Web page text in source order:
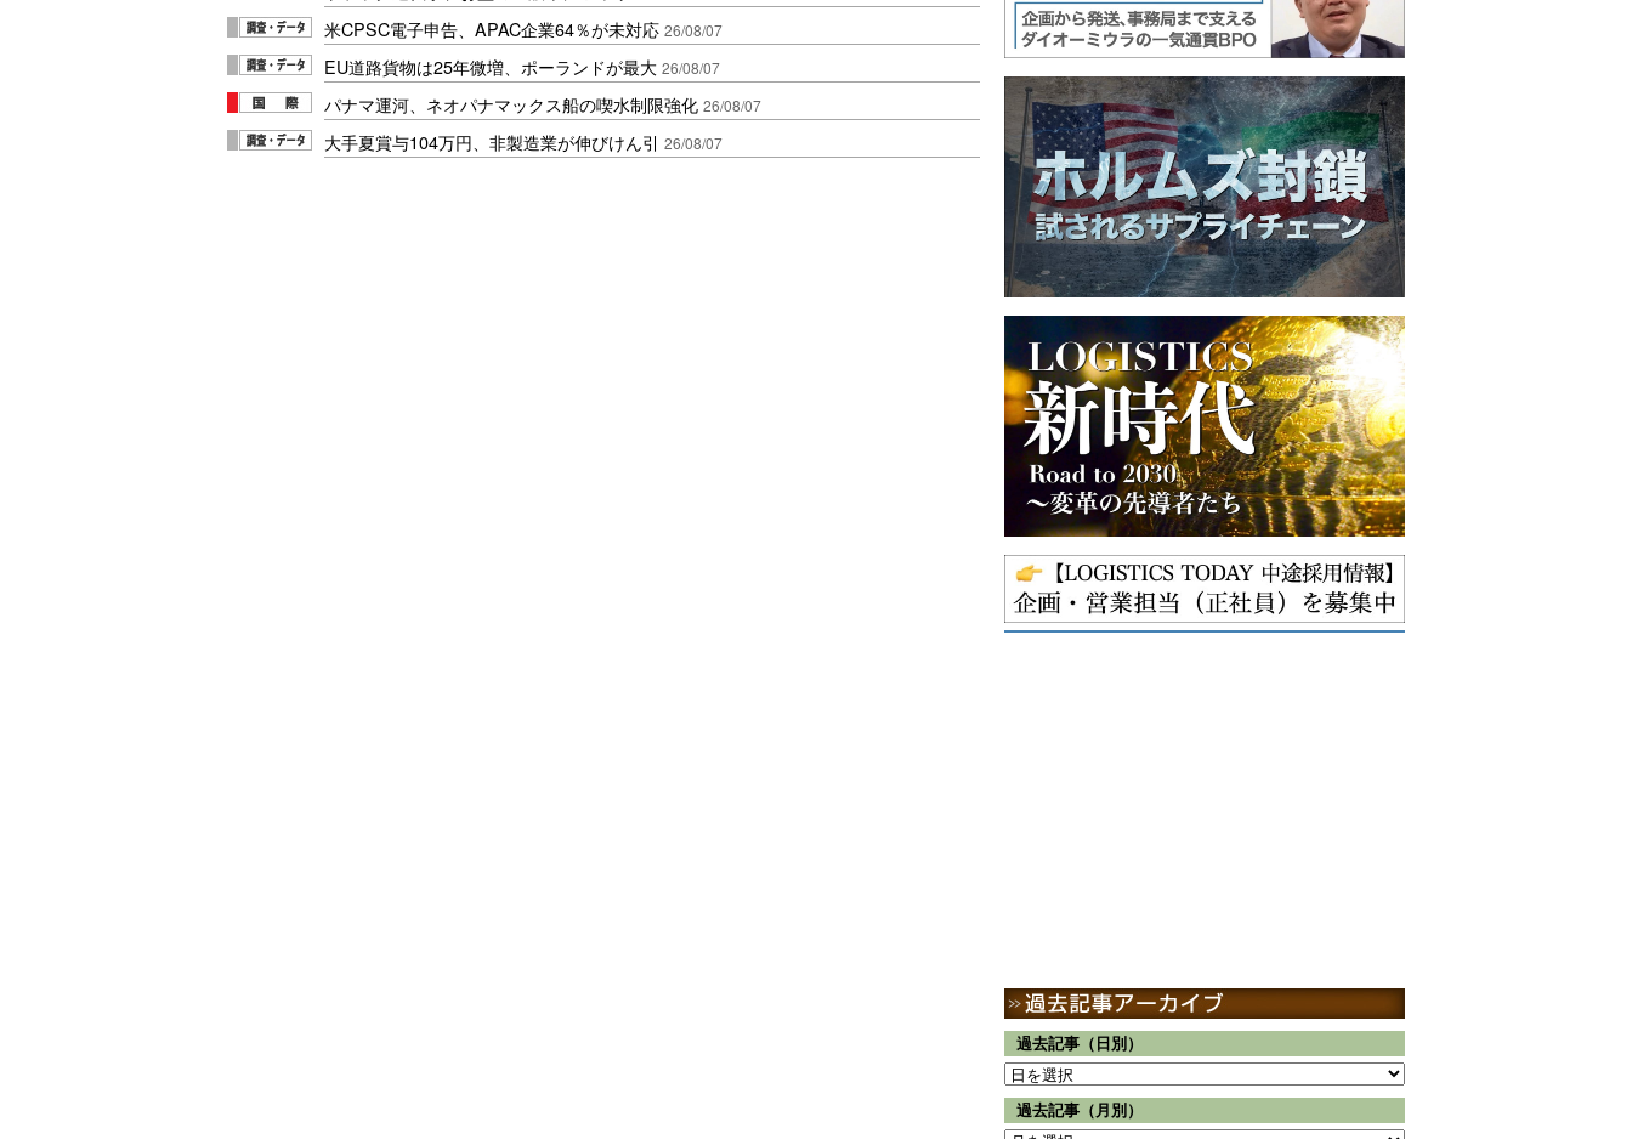
米CPSC電子申告、APAC企業64％が未対応 26/08/07
EU道路貨物は25年微増、ポーランドが最大 26/08/07
パナマ運河、ネオパナマックス船の喫水制限強化 26/08/07
大手夏賞与104万円、非製造業が伸びけん引 26/08/07
過去記事（日別）
過去記事（月別）